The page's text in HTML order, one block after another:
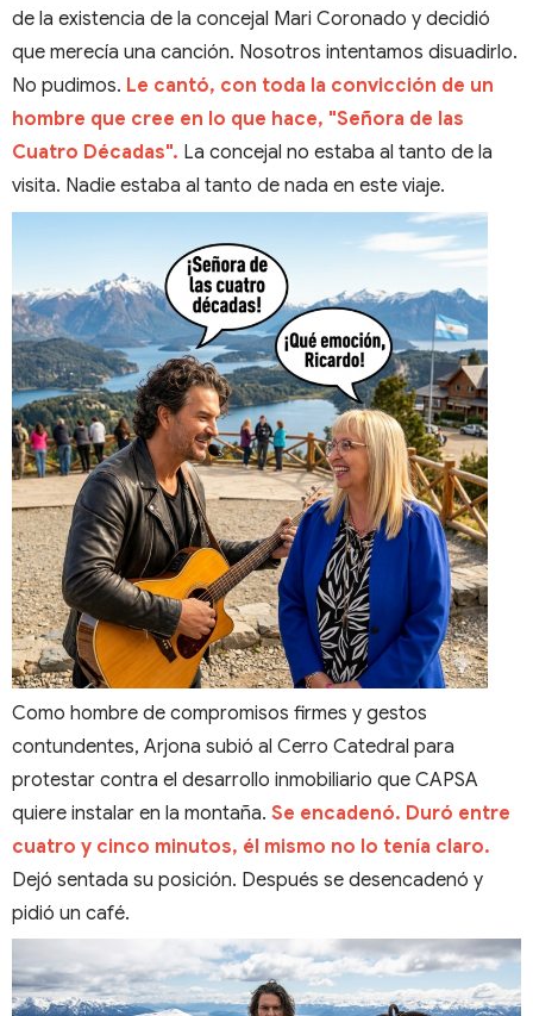
de la existencia de la concejal Mari Coronado y decidió
que merecía una canción. Nosotros intentamos disuadirlo.
No pudimos. Le cantó, con toda la convicción de un
hombre que cree en lo que hace, "Señora de las
Cuatro Décadas". La concejal no estaba al tanto de la
visita. Nadie estaba al tanto de nada en este viaje.
Como hombre de compromisos firmes y gestos
contundentes, Arjona subió al Cerro Catedral para
protestar contra el desarrollo inmobiliario que CAPSA
quiere instalar en la montaña. Se encadenó. Duró entre
cuatro y cinco minutos, él mismo no lo tenía claro.
Dejó sentada su posición. Después se desencadenó y
pidió un café.